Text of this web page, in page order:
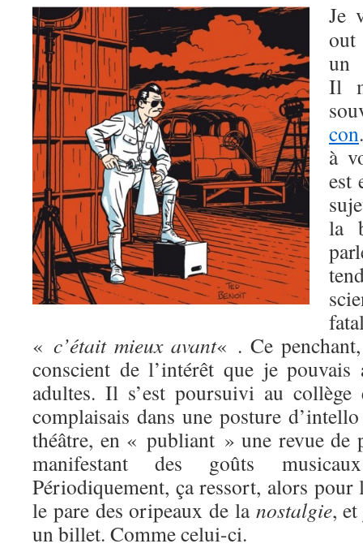
Je
Il
con
à
est
la
« c’était mieux avant« . Ce
conscient de l’intérêt que je pouvais
adultes. Il s’est poursuivi au
complaisais dans une posture
théâtre, en « publiant » une revue de
manifestant des goûts
Périodiquement, ça ressort, alors pour
le pare des oripeaux de la nostalgie,
un billet. Comme celui-ci.